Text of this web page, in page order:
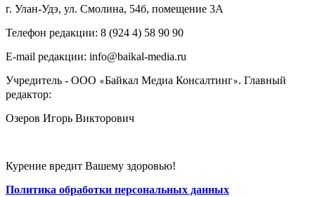
г. Улан-Удэ, ул. Смолина, 54б, помещение 3А
Телефон редакции: ‎‎8 (924 4) 58 90 90
E-mail редакции: info@baikal-media.ru
Учредитель - ООО «Байкал Медиа Консалтинг». Главный
редактор:
Озеров Игорь Викторович
Курение вредит Вашему здоровью!
Политика обработки персональных данных